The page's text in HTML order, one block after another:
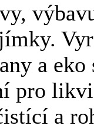
a eko
pro
a